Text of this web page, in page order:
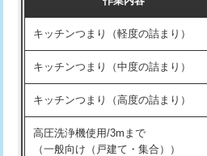
排水管工事（排水管工事/3ｍまで）
排水管工事（追加 排水管工事/3ｍ超
マス交換（土の掘削・埋め戻し作業）
式・ワンホール）)
交換・取付(排水栓・排水トラップ
キッチンつまり（軽度の詰まり）
キッチンつまり（中度の詰まり）
キッチンつまり（高度の詰まり）
高圧洗浄機使用/3mまで
（一般向け（戸建て・集合））